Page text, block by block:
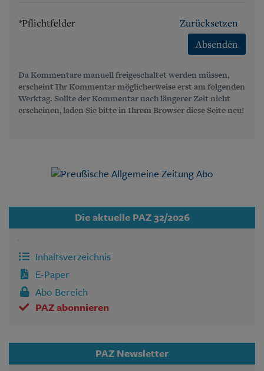
*Pflichtfelder
Zurücksetzen
Absenden
Da Kommentare manuell freigeschaltet werden müssen,
erscheint Ihr Kommentar möglicherweise erst am folgenden
Werktag. Sollte der Kommentar nach längerer Zeit nicht
erscheinen, laden Sie bitte in Ihrem Browser diese Seite neu!
Die aktuelle PAZ 32/2026
Inhaltsverzeichnis
E-Paper
Abo Bereich
PAZ abonnieren
PAZ Newsletter